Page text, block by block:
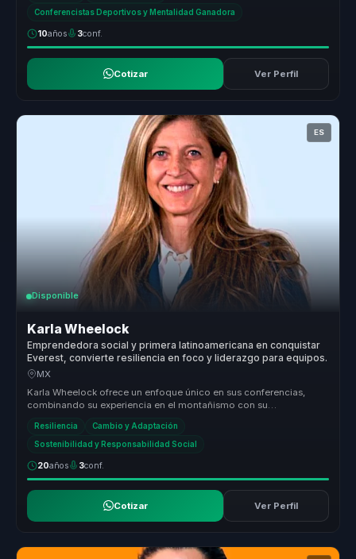
Conferencistas Deportivos y Mentalidad Ganadora
10años 3conf.
Cotizar Ver Perfil
ES
Disponible
Karla Wheelock
Emprendedora social y primera latinoamericana en conquistar
Everest, convierte resiliencia en foco y liderazgo para equipos.
MX
Karla Wheelock ofrece un enfoque único en sus conferencias,
combinando su experiencia en el montañismo con su
Resiliencia Cambio y Adaptación
Sostenibilidad y Responsabilidad Social
20años 3conf.
Cotizar Ver Perfil